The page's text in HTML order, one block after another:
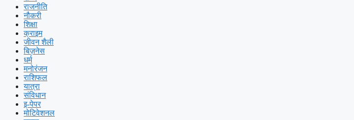
राजनीति
नौकरी
शिक्षा
क्राइम
जीवन शैली
बिज़नेस
धर्म
मनोरंजन
राशिफल
यात्रा
संविधान
इ-पेपर
मोटिवेशनल